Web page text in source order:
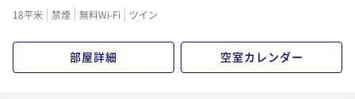
18平米 禁煙 無料Wi-Fi ツイン
部屋詳細 空室カレンダー